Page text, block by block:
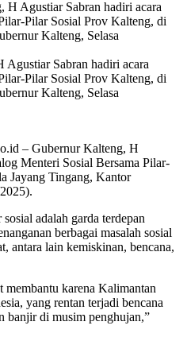
Sabran hadiri acara
Pilar Sosial Prov Kalteng, di
Kalteng, Selasa
– Gubernur Kalteng, H
Menteri Sosial Bersama Pilar-
Jayang Tingang, Kantor
adalah garda terdepan
berbagai masalah sosial
antara lain kemiskinan, bencana,
membantu karena Kalimantan
yang rentan terjadi bencana
banjir di musim penghujan,”